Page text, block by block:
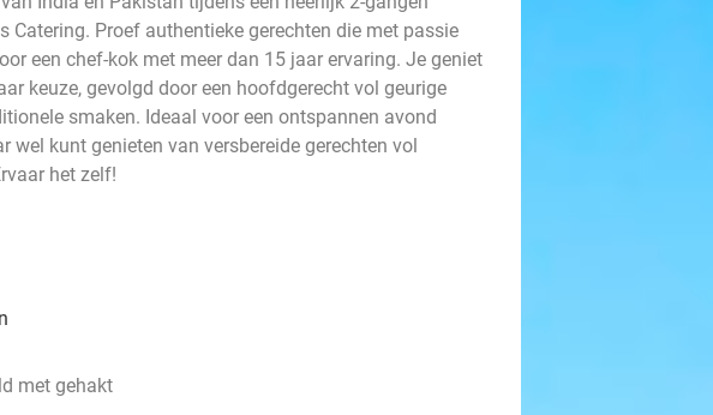
Catering. Proef authentieke gerechten die met passie
een chef-kok met meer dan 15 jaar ervaring. Je geniet
keuze, gevolgd door een hoofdgerecht vol geurige
smaken. Ideaal voor een ontspannen avond
wel kunt genieten van versbereide gerechten vol
het zelf!
met gehakt